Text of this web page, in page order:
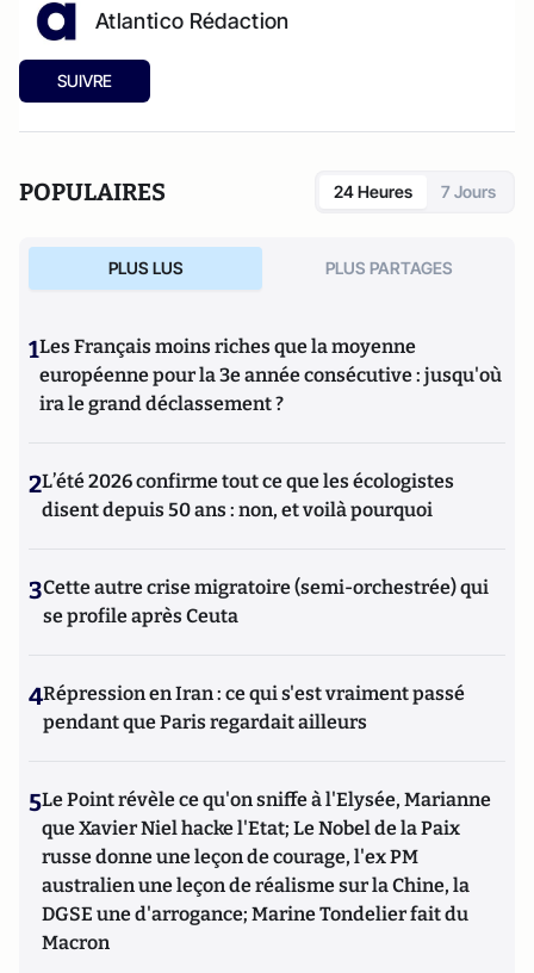
Atlantico Rédaction
SUIVRE
POPULAIRES 24 Heures 7 Jours
PLUS LUS PLUS PARTAGES
1Les Français moins riches que la moyenne
européenne pour la 3e année consécutive : jusqu'où
ira le grand déclassement ?
2L’été 2026 confirme tout ce que les écologistes
disent depuis 50 ans : non, et voilà pourquoi
3Cette autre crise migratoire (semi-orchestrée) qui
se profile après Ceuta
4Répression en Iran : ce qui s'est vraiment passé
pendant que Paris regardait ailleurs
5Le Point révèle ce qu'on sniffe à l'Elysée, Marianne
que Xavier Niel hacke l'Etat; Le Nobel de la Paix
russe donne une leçon de courage, l'ex PM
australien une leçon de réalisme sur la Chine, la
DGSE une d'arrogance; Marine Tondelier fait du
Macron